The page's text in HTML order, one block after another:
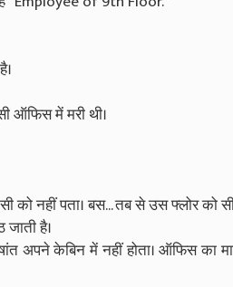
ऑफिस में मरी थी।
को नहीं पता। बस... तब से उस फ्लोर को
है।
अपने केबिन में नहीं होता। ऑफिस का